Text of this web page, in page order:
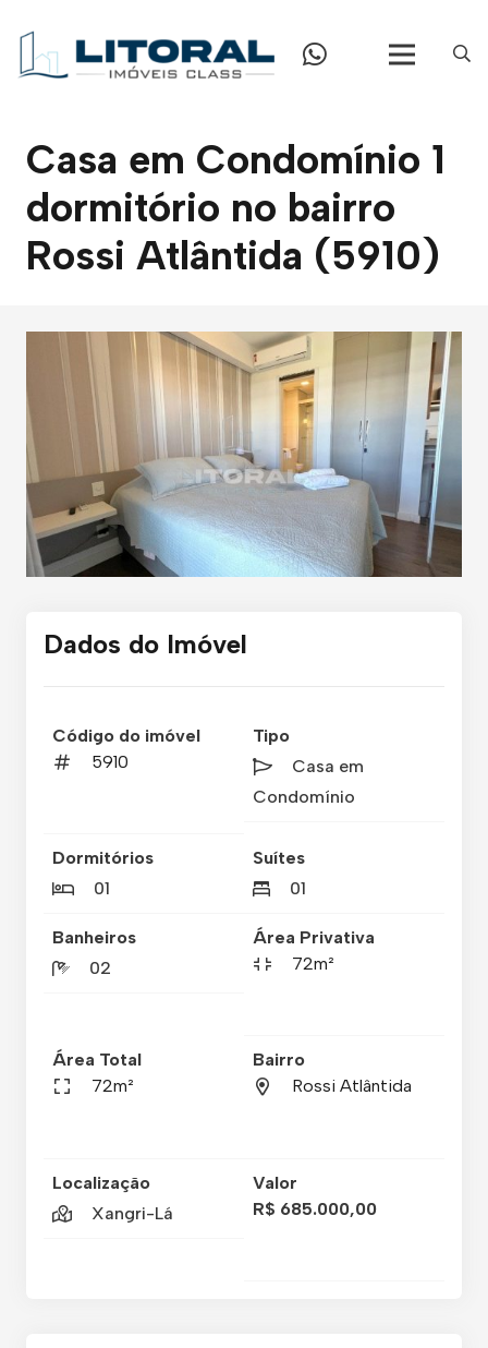
Casa em Condomínio 1
dormitório no bairro
Rossi Atlântida (5910)
Dados do Imóvel
Código do imóvel
5910
Tipo
Casa em
Condomínio
Dormitórios
01
Suítes
01
Banheiros
02
Área Privativa
72m²
Área Total
72m²
Bairro
Rossi Atlântida
Localização
Xangri-Lá
Valor
R$ 685.000,00